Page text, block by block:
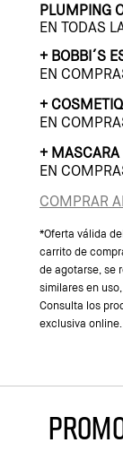
PLUMPING
EN TODAS
+ BOBBI´S
EN
+
EN
+ MASCARA
EN
COMPRAR
*Oferta válida
carrito de
de agotarse, se
similares en
Consulta los
exclusiva online.